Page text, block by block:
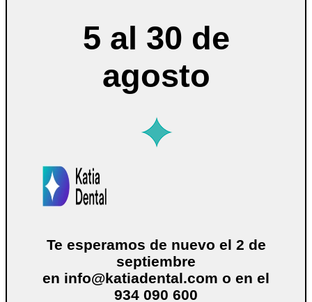
5 al 30 de
agosto
Te esperamos de nuevo el 2 de
septiembre
en info@katiadental.com o en el
934 090 600